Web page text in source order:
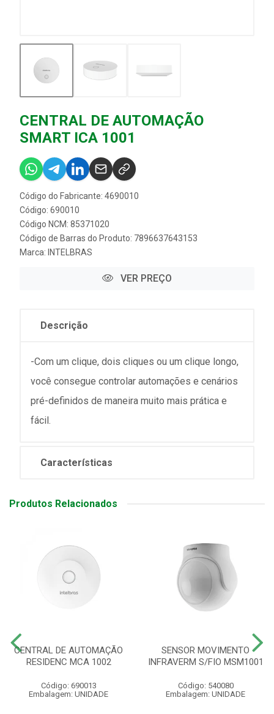
CENTRAL DE AUTOMAÇÃO
SMART ICA 1001
Código do Fabricante: 4690010
Código: 690010
Código NCM: 85371020
Código de Barras do Produto: 7896637643153
Marca: INTELBRAS
VER PREÇO
Descrição
-Com um clique, dois cliques ou um clique longo,
você consegue controlar automações e cenários
pré-definidos de maneira muito mais prática e
fácil.
Características
Produtos Relacionados
CENTRAL DE AUTOMAÇÃO
RESIDENC MCA 1002
Código: 690013
Embalagem: UNIDADE
SENSOR MOVIMENTO
INFRAVERM S/FIO MSM1001
Código: 540080
Embalagem: UNIDADE